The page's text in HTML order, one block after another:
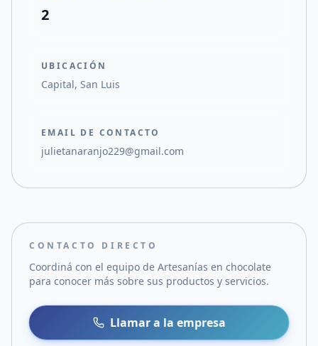
2
UBICACIÓN
Capital, San Luis
EMAIL DE CONTACTO
julietanaranjo229@gmail.com
CONTACTO DIRECTO
Coordiná con el equipo de Artesanías en chocolate
para conocer más sobre sus productos y servicios.
Llamar a la empresa